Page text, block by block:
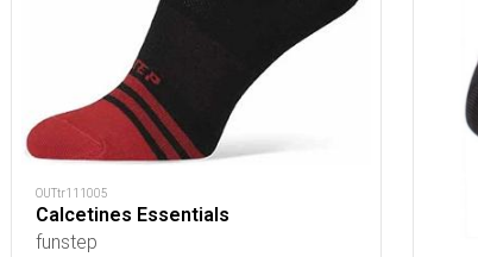
OUTtr111005
Calcetines Essentials
funstep